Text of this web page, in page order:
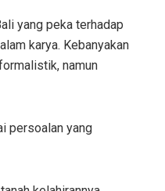
yang peka terhadap
karya. Kebanyakan
namun
persoalan yang